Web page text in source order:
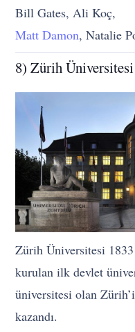
Bill Gates, Ali Koç,
Matt Damon, Natalie
8) Zürih
Zürih Üniversitesi
kurulan ilk devlet
üniversitesi olan
kazandı.